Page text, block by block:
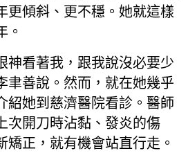
更傾斜、更不穩。她就這樣
。
神看著我，跟我說沒必要少
聿善說。然而，就在她幾乎
紹她到慈濟醫院看診。醫師
次開刀時沾黏、發炎的傷
矯正，就有機會站直行走。